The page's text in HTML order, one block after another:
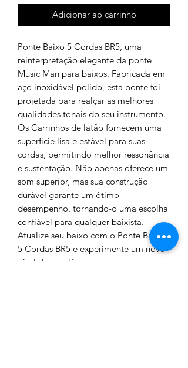
Adicionar ao carrinho
Ponte Baixo 5 Cordas BR5, uma
reinterpretação elegante da ponte
Music Man para baixos. Fabricada em
aço inoxidável polido, esta ponte foi
projetada para realçar as melhores
qualidades tonais do seu instrumento.
Os Carrinhos de latão fornecem uma
superfície lisa e estável para suas
cordas, permitindo melhor ressonância
e sustentação. Não apenas oferece um
som superior, mas sua construção
durável garante um ótimo
desempenho, tornando-o uma escolha
confiável para qualquer baixista.
Atualize seu baixo com o Ponte Baixo
5 Cordas BR5 e experimente um novo
nível de excelência sonora.